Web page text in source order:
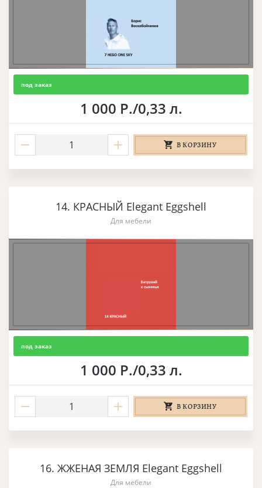
под заказ
1 000 Р./0,33 л.
В КОРЗИНУ
14. КРАСНЫЙ Elegant Eggshell
Для мебели
под заказ
1 000 Р./0,33 л.
В КОРЗИНУ
16. ЖЖЕНАЯ ЗЕМЛЯ Elegant Eggshell
Для мебели